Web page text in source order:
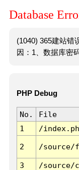
Database
(1040) 365建站错
因：1、数据库密
PHP Debug
No. File
1
/
2 /source/
3 /source/